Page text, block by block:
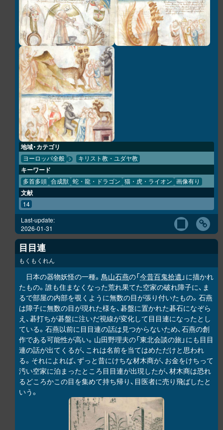
地域・カテゴリ
ヨーロッパ全般 キリスト教・ユダヤ教
キーワード
多首多頭 合成獣 蛇・龍・ドラゴン 猫・虎・ライオン 画像有り
文献
14
Last-update:
2026-01-31
目目連
もくもくれん
日本の器物妖怪の一種。 鳥山石燕の「今昔百鬼拾遺 」に描かれ
たもの。誰も住まなくなった荒れ果てた空家の破れ障子に、ま
るで部屋の内部を覗くように無数の目が張り付いたもの。石燕
は障子に無数の目が現れた様を、碁盤に置かれた碁石になぞら
え、碁打ちが碁盤に注いだ視線が変化して目目連になったとし
ている。石燕以前に目目連の話は見つからないため、石燕の創
作である可能性が高い。山田野理夫の「東北会談の旅」にも目目
連の話が出てくるが、これは名前を当てはめただけと思われ
る。それによれば、ずっと昔にけちな材木商が、お金をけちって
汚い空家に泊まったところ目目連が出現したが、材木商は恐れ
るどころかこの目を集めて持ち帰り、目医者に売り飛ばしたと
いう。